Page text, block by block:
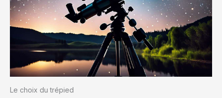
Le choix du trépied